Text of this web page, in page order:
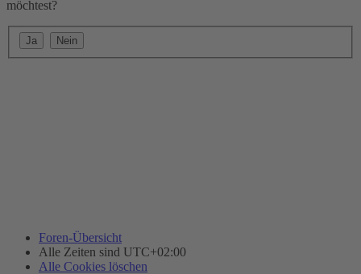
möchtest?
Foren-Übersicht
Alle Zeiten sind UTC+02:00
Alle Cookies löschen